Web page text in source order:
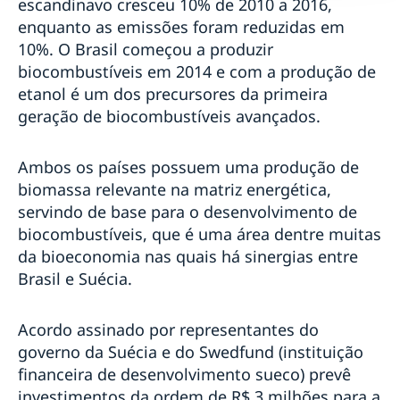
escandinavo cresceu 10% de 2010 a 2016,
enquanto as emissões foram reduzidas em
10%. O Brasil começou a produzir
biocombustíveis em 2014 e com a produção de
etanol é um dos precursores da primeira
geração de biocombustíveis avançados.
Ambos os países possuem uma produção de
biomassa relevante na matriz energética,
servindo de base para o desenvolvimento de
biocombustíveis, que é uma área dentre muitas
da bioeconomia nas quais há sinergias entre
Brasil e Suécia.
Acordo assinado por representantes do
governo da Suécia e do Swedfund (instituição
financeira de desenvolvimento sueco) prevê